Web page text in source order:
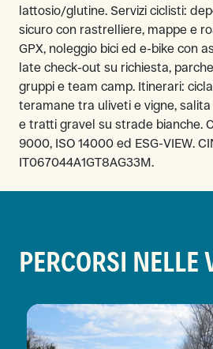
lattosio/glutine. Servizi ciclisti:
sicuro con rastrelliere, mappe e
GPX, noleggio bici ed e-bike con
late check-out su richiesta,
gruppi e team camp. Itinerari:
teramane tra uliveti e vigne,
e tratti gravel su strade bianche.
9000, ISO 14000 ed ESG-VIEW.
IT067044A1GT8AG33M.
PERCORSI NELLE